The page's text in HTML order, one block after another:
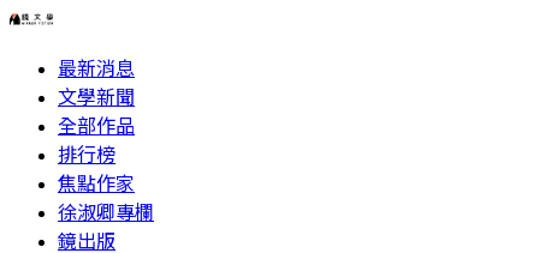
最新消息
文學新聞
全部作品
排行榜
焦點作家
徐淑卿專欄
鏡出版